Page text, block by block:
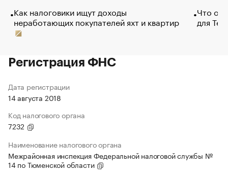
Как налоговики ищут доходы
неработающих покупателей яхт и квартир
Что
для
Регистрация ФНС
Дата регистрации
14 августа 2018
Код налогового органа
7232
Наименование налогового органа
Межрайонная инспекция Федеральной налоговой службы №
14 по Тюменской области